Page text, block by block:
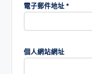
電子郵件地址*
個人網站網址